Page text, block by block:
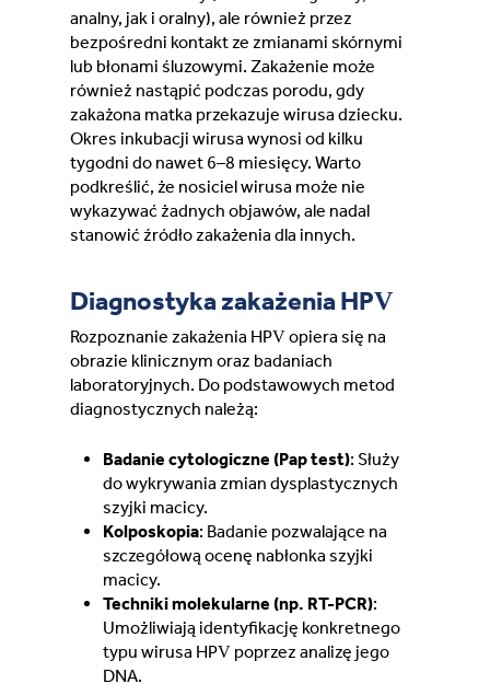
analny, jak i oralny), ale również przez
bezpośredni kontakt ze zmianami skórnymi
lub błonami śluzowymi. Zakażenie może
również nastąpić podczas porodu, gdy
zakażona matka przekazuje wirusa dziecku.
Okres inkubacji wirusa wynosi od kilku
tygodni do nawet 6–8 miesięcy. Warto
podkreślić, że nosiciel wirusa może nie
wykazywać żadnych objawów, ale nadal
stanowić źródło zakażenia dla innych.
Diagnostyka zakażenia HPV
Rozpoznanie zakażenia HPV opiera się na
obrazie klinicznym oraz badaniach
laboratoryjnych. Do podstawowych metod
diagnostycznych należą:
Badanie cytologiczne (Pap test): Służy
do wykrywania zmian dysplastycznych
szyjki macicy.
Kolposkopia: Badanie pozwalające na
szczegółową ocenę nabłonka szyjki
macicy.
Techniki molekularne (np. RT-PCR):
Umożliwiają identyfikację konkretnego
typu wirusa HPV poprzez analizę jego
DNA.